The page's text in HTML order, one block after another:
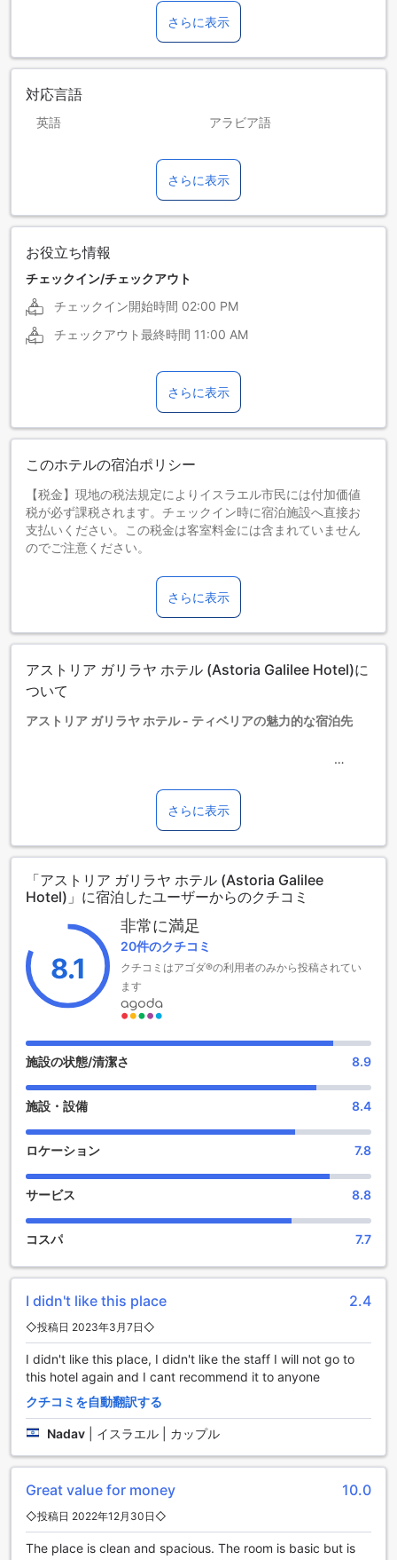
さらに表示
対応言語
英語 アラビア語
ロシア語
さらに表示
お役立ち情報
チェックイン/チェックアウト
チェックイン開始時間 02:00 PM
チェックアウト最終時間 11:00 AM
さらに表示
このホテルの宿泊ポリシー
【税金】現地の税法規定によりイスラエル市民には付加価値
税が必ず課税されます。チェックイン時に宿泊施設へ直接お
支払いください。この税金は客室料金には含まれていません
のでご注意ください。
添い寝の場合は宿泊無料です。＜ご注意＞ベビーベッドのご
利用には追加料金が発生する場合があります。また、利用可
否は空き状況によります。
エキストラベッドをお申し込みください。
13歳以上の宿泊者は大人とみなされます。
ます。各ルームタイプ欄の記載をお確かめください。ルーム
ていない場合は、エキストラベッドの追加はできません。
追加料金が適用されることがありますのでご了承ください。
さらに表示
アストリア ガリラヤ ホテル (Astoria Galilee Hotel)に
ついて
アストリア ガリラヤ ホテル - ティベリアの魅力的な宿泊先
位置する魅力的な宿泊施設です。1933年に建設され、2011年
に最新の設備で改装されたこのホテルは、快適さと便利さを
兼ね備えています。全100室の客室は、シンプルながらも温か
みのあるデザインで、訪れるゲストを迎え入れます。ティベ
リアの街の中心からわずか0.5kmの距離にあり、観光地への
アクセスも非常に良好です。
チェックインは午後2時から、チェックアウトは午前11時まで
可能で、旅行のスケジュールに合わせて柔軟に対応できま
す。ただし、当ホテルは子供の無料宿泊を認めていないた
め、予めご了承ください。空港からのアクセスも良好で、空
港までの所要時間は約95分です。アストリア ガリラヤ ホテル
で、ティベリアの美しい景色と豊かな文化を存分に楽しんで
ください。
アストリア ガリラヤ ホテルのエンターテインメント施設
ときを提供するための多彩なエンターテインメント施設が揃
っています。まず、ホテル内には魅力的なショップがあり、
地元の特産品やお土産を手に入れることができます。旅の思
い出を持ち帰るための素敵なアイテムが見つかることでしょ
化や伝統を感じさせる商品が豊富に取り揃えられています。
また、リラックスしたい方には、ホテル内のバーでのひとと
きをお楽しみいただけます。多彩なドリンクメニューからお
好きな一杯を選び、友人や家族とともに楽しい会話を楽しむ
然の中でのんびりと過ごすことができ、心地よい風を感じな
エンターテインメントとリラクゼーションを兼ね備えた理想
的な宿泊先です。
アストリア ガリラヤ ホテルのスポーツ施設
アストリア ガリラヤ ホテルでは、スポーツ愛好者にとって理
想的な施設が揃っています。屋内プールは、四季を問わず快
適に泳ぐことができるスペースで、リラックスしたい時やエ
は、家族連れや友人同士で楽しむのにもぴったりです。
さらに、テニスコートも完備されており、腕試しをしたい方
や友人と楽しい時間を過ごしたい方におすすめです。テニス
を楽しんだ後は、屋外プールでのんびりと過ごすこともでき
ます。美しい風景を眺めながらリフレッシュするひととき
は、まさに贅沢な時間です。また、ホテルの近くにはビーチ
さらに表示
「アストリア ガリラヤ ホテル (Astoria Galilee
Hotel)」に宿泊したユーザーからのクチコミ
8.1
非常に満足
20件のクチコミ
クチコミはアゴダ®の利用者のみから投稿されてい
ます
施設の状態/清潔さ 8.9
施設・設備 8.4
ロケーション 7.8
サービス 8.8
コスパ 7.7
I didn't like this place 2.4
◇投稿日 2023年3月7日◇
I didn't like this place, I didn't like the staff I will not go to
this hotel again and I cant recommend it to anyone
クチコミを自動翻訳する
Nadav イスラエル | カップル
Great value for money 10.0
◇投稿日 2022年12月30日◇
The place is clean and spacious. The room is basic but is